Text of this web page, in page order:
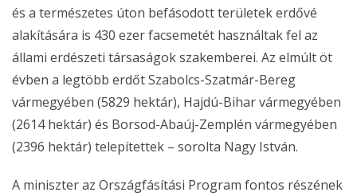
és a természetes úton befásodott területek erdővé
alakítására is 430 ezer facsemetét használtak fel az
állami erdészeti társaságok szakemberei. Az elmúlt öt
évben a legtöbb erdőt Szabolcs-Szatmár-Bereg
vármegyében (5829 hektár), Hajdú-Bihar vármegyében
(2614 hektár) és Borsod-Abaúj-Zemplén vármegyében
(2396 hektár) telepítettek – sorolta Nagy István.
A miniszter az Országfásítási Program fontos részének